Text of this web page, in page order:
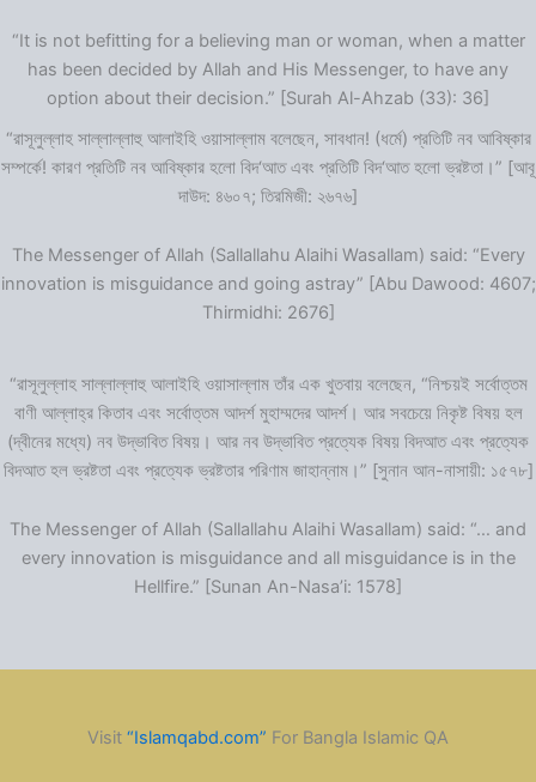
“It is not befitting for a believing man or woman, when a matter
has been decided by Allah and His Messenger, to have any
option about their decision.” [Surah Al-Ahzab (33): 36]
“রাসূলুল্লাহ সাল্লাল্লাহু আলাইহি ওয়াসাল্লাম বলেছেন, সাবধান! (ধর্মে) প্রতিটি নব আবিষ্কার
সম্পর্কে! কারণ প্রতিটি নব আবিষ্কার হলো বিদ‘আত এবং প্রতিটি বিদ‘আত হলো ভ্রষ্টতা।” [আবূ
দাউদ: ৪৬০৭; তিরমিজী: ২৬৭৬]
The Messenger of Allah (Sallallahu Alaihi Wasallam) said: “Every
innovation is misguidance and going astray” [Abu Dawood: 4607;
Thirmidhi: 2676]
“রাসূলুল্লাহ সাল্লাল্লাহু আলাইহি ওয়াসাল্লাম তাঁর এক খুতবায় বলেছেন, “নিশ্চয়ই সর্বোত্তম
বাণী আল্লাহ্‌র কিতাব এবং সর্বোত্তম আদর্শ মুহাম্মদের আদর্শ। আর সবচেয়ে নিকৃষ্ট বিষয় হল
(দ্বীনের মধ্যে) নব উদ্ভাবিত বিষয়। আর নব উদ্ভাবিত প্রত্যেক বিষয় বিদআত এবং প্রত্যেক
বিদআত হল ভ্রষ্টতা এবং প্রত্যেক ভ্রষ্টতার পরিণাম জাহান্নাম।” [সুনান আন-নাসায়ী: ১৫৭৮]
The Messenger of Allah (Sallallahu Alaihi Wasallam) said: “… and
every innovation is misguidance and all misguidance is in the
Hellfire.” [Sunan An-Nasa’i: 1578]
Visit “Islamqabd.com” For Bangla Islamic QA